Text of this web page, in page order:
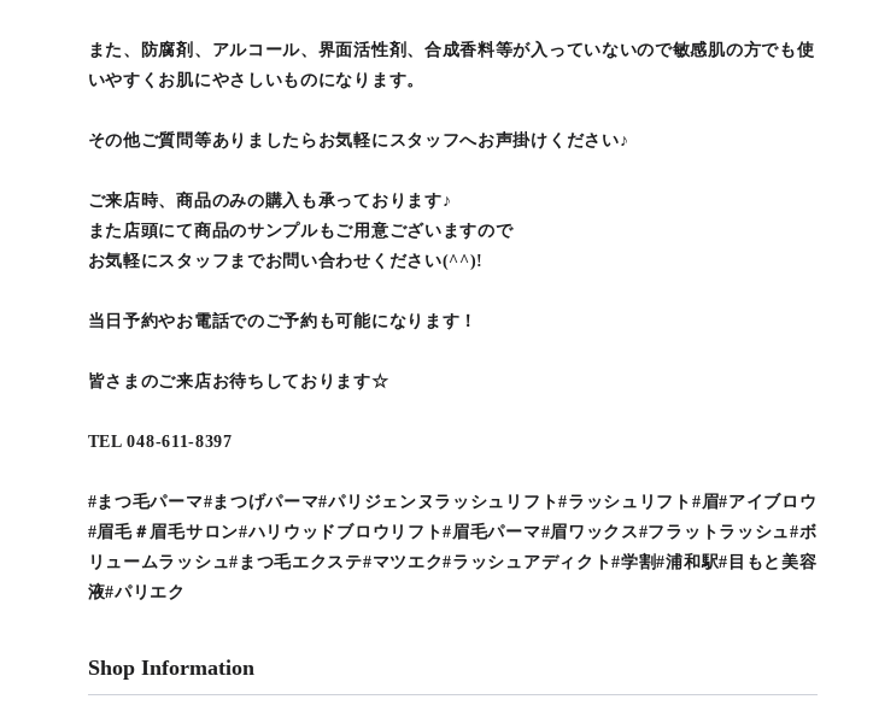
また、防腐剤、アルコール、界面活性剤、合成香料等が入っていないので敏感肌の方でも使
いやすくお肌にやさしいものになります。
その他ご質問等ありましたらお気軽にスタッフへお声掛けください♪
ご来店時、商品のみの購入も承っております♪
また店頭にて商品のサンプルもご用意ございますので
お気軽にスタッフまでお問い合わせください(^^)!
当日予約やお電話でのご予約も可能になります！
皆さまのご来店お待ちしております☆
TEL 048-611-8397
#まつ毛パーマ#まつげパーマ#パリジェンヌラッシュリフト#ラッシュリフト#眉#アイブロウ
#眉毛＃眉毛サロン#ハリウッドブロウリフト#眉毛パーマ#眉ワックス#フラットラッシュ#ボ
リュームラッシュ#まつ毛エクステ#マツエク#ラッシュアディクト#学割#浦和駅#目もと美容
液#パリエク
Shop Information